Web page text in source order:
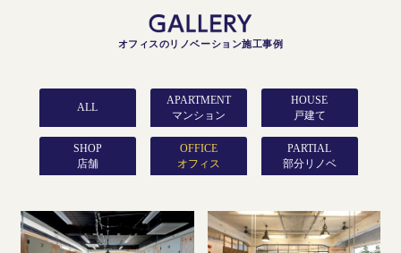
オフィスのリノベーション施工事例
ALL
APARTMENT
マンション
COST
~999万円
COST
HOUSE
戸建て
COST
~999万円
COST
SHOP
店舗
OFFICE
オフィス
PARTIAL
部分リノベ